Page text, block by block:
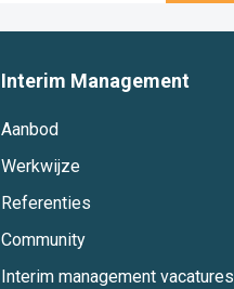
Interim Management
Aanbod
Werkwijze
Referenties
Community
Interim management vacatures